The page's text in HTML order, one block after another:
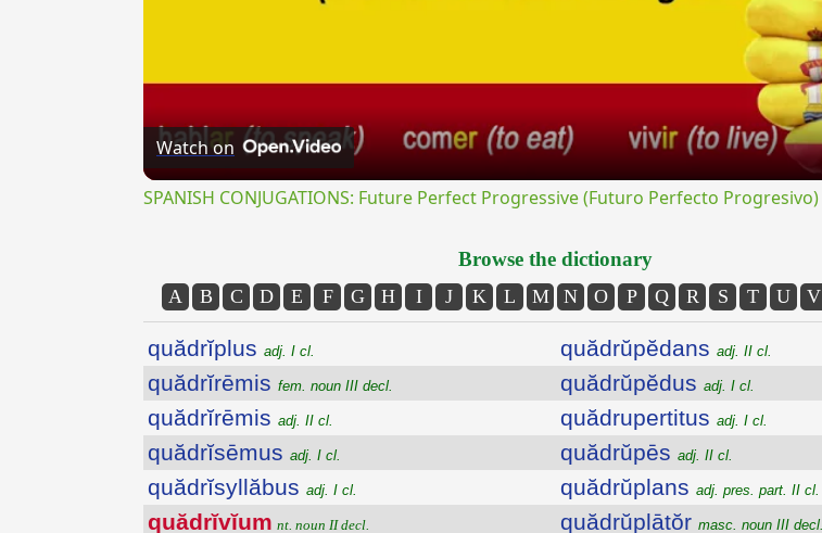
Watch on
SPANISH CONJUGATIONS: Future Perfect Progressive (Futuro Perfecto Progresivo)
Browse the dictionary
A B C D E F G H I J K L M N O P Q R S T U V
quădrĭplus adj. I cl.
quădrĭrēmis fem. noun III decl.
quădrĭrēmis adj. II cl.
quădrĭsēmus adj. I cl.
quădrĭsyllăbus adj. I cl.
quădrĭvĭum nt. noun II decl.
quădrŭpĕdans adj. II cl.
quădrŭpĕdus adj. I cl.
quădrupertitus adj. I cl.
quădrŭpēs adj. II cl.
quădrŭplans adj. pres. part. II cl.
quădrŭplātŏr masc. noun III decl.